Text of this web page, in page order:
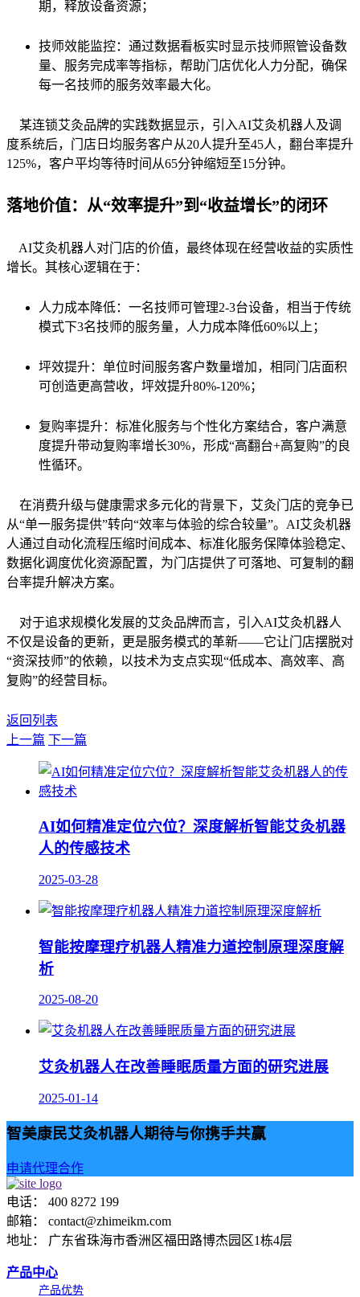
期，释放设备资源；
技师效能监控：通过数据看板实时显示技师照管设备数
量、服务完成率等指标，帮助门店优化人力分配，确保
每一名技师的服务效率最大化。
某连锁艾灸品牌的实践数据显示，引入AI艾灸机器人及调
度系统后，门店日均服务客户从20人提升至45人，翻台率提升
125%，客户平均等待时间从65分钟缩短至15分钟。
落地价值：从“效率提升”到“收益增长”的闭环
AI艾灸机器人对门店的价值，最终体现在经营收益的实质性
增长。其核心逻辑在于：
人力成本降低：一名技师可管理2-3台设备，相当于传统
模式下3名技师的服务量，人力成本降低60%以上；
坪效提升：单位时间服务客户数量增加，相同门店面积
可创造更高营收，坪效提升80%-120%；
复购率提升：标准化服务与个性化方案结合，客户满意
度提升带动复购率增长30%，形成“高翻台+高复购”的良
性循环。
在消费升级与健康需求多元化的背景下，艾灸门店的竞争已
从“单一服务提供”转向“效率与体验的综合较量”。AI艾灸机器
人通过自动化流程压缩时间成本、标准化服务保障体验稳定、
数据化调度优化资源配置，为门店提供了可落地、可复制的翻
台率提升解决方案。
对于追求规模化发展的艾灸品牌而言，引入AI艾灸机器人
不仅是设备的更新，更是服务模式的革新——它让门店摆脱对
“资深技师”的依赖，以技术为支点实现“低成本、高效率、高
复购”的经营目标。
返回列表
上一篇 下一篇
AI如何精准定位穴位？深度解析智能艾灸机器
人的传感技术
2025-03-28
智能按摩理疗机器人精准力道控制原理深度解
析
2025-08-20
艾灸机器人在改善睡眠质量方面的研究进展
2025-01-14
智美康民艾灸机器人期待与你携手共赢
申请代理合作
电话： 400 8272 199
邮箱： contact@zhimeikm.com
地址： 广东省珠海市香洲区福田路博杰园区1栋4层
产品中心
产品优势